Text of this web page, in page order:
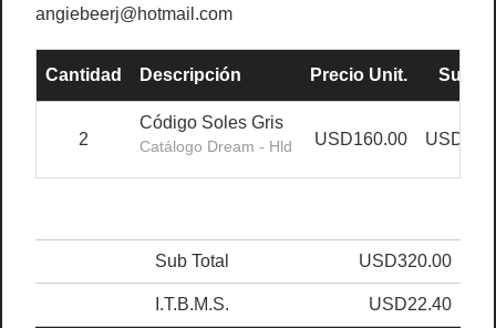
angiebeerj@hotmail.com
Cantidad Descripción Precio Unit. Sub
2
Código Soles Gris
Catálogo Dream - Hld USD160.00
Sub Total USD320.00
I.T.B.M.S. USD22.40